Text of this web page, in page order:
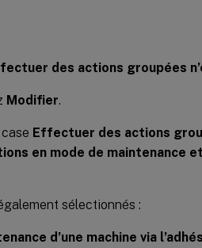
des actions groupées
Modifier.
Effectuer des actions
en mode de maintenance
sélectionnés :
d’une machine via